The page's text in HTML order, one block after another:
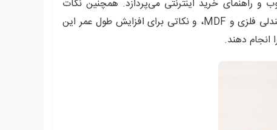
و راهنمای خرید اینترنتی می‌پردازد. همچنین نکات
کلیدی درباره‌ی استانداردهای آموزش‌وپرورش، ابعاد مناسب، مزایای میز و صندلی فلزی و MDF، و نکاتی برای افزایش طول عمر این
انجام دهند.